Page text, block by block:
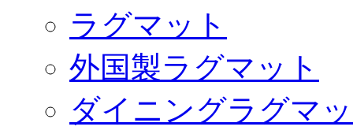
ラグマット
外国製ラグマット
ダイニングラグマ